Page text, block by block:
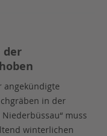
der
angekündigte
in der
muss
winterlichen